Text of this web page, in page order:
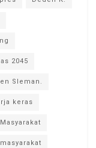
2045
Sleman.
keras
masyarakat